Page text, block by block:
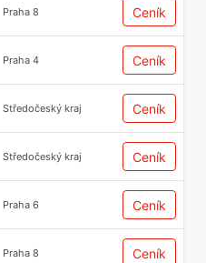
Praha 8 Ceník
Praha 4 Ceník
Středočeský kraj Ceník
Středočeský kraj Ceník
Praha 6 Ceník
Praha 8 Ceník